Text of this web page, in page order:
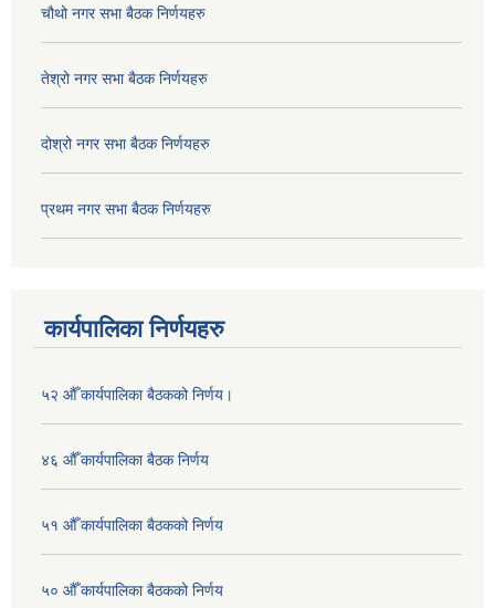
चौथो नगर सभा बैठक निर्णयहरु
तेश्रो नगर सभा बैठक निर्णयहरु
दोश्रो नगर सभा बैठक निर्णयहरु
प्रथम नगर सभा बैठक निर्णयहरु
कार्यपालिका निर्णयहरु
५२ औँ कार्यपालिका बैठकको निर्णय।
४६ औँ कार्यपालिका बैठक निर्णय
५१ औँ कार्यपालिका बैठकको निर्णय
५० औँ कार्यपालिका बैठकको निर्णय